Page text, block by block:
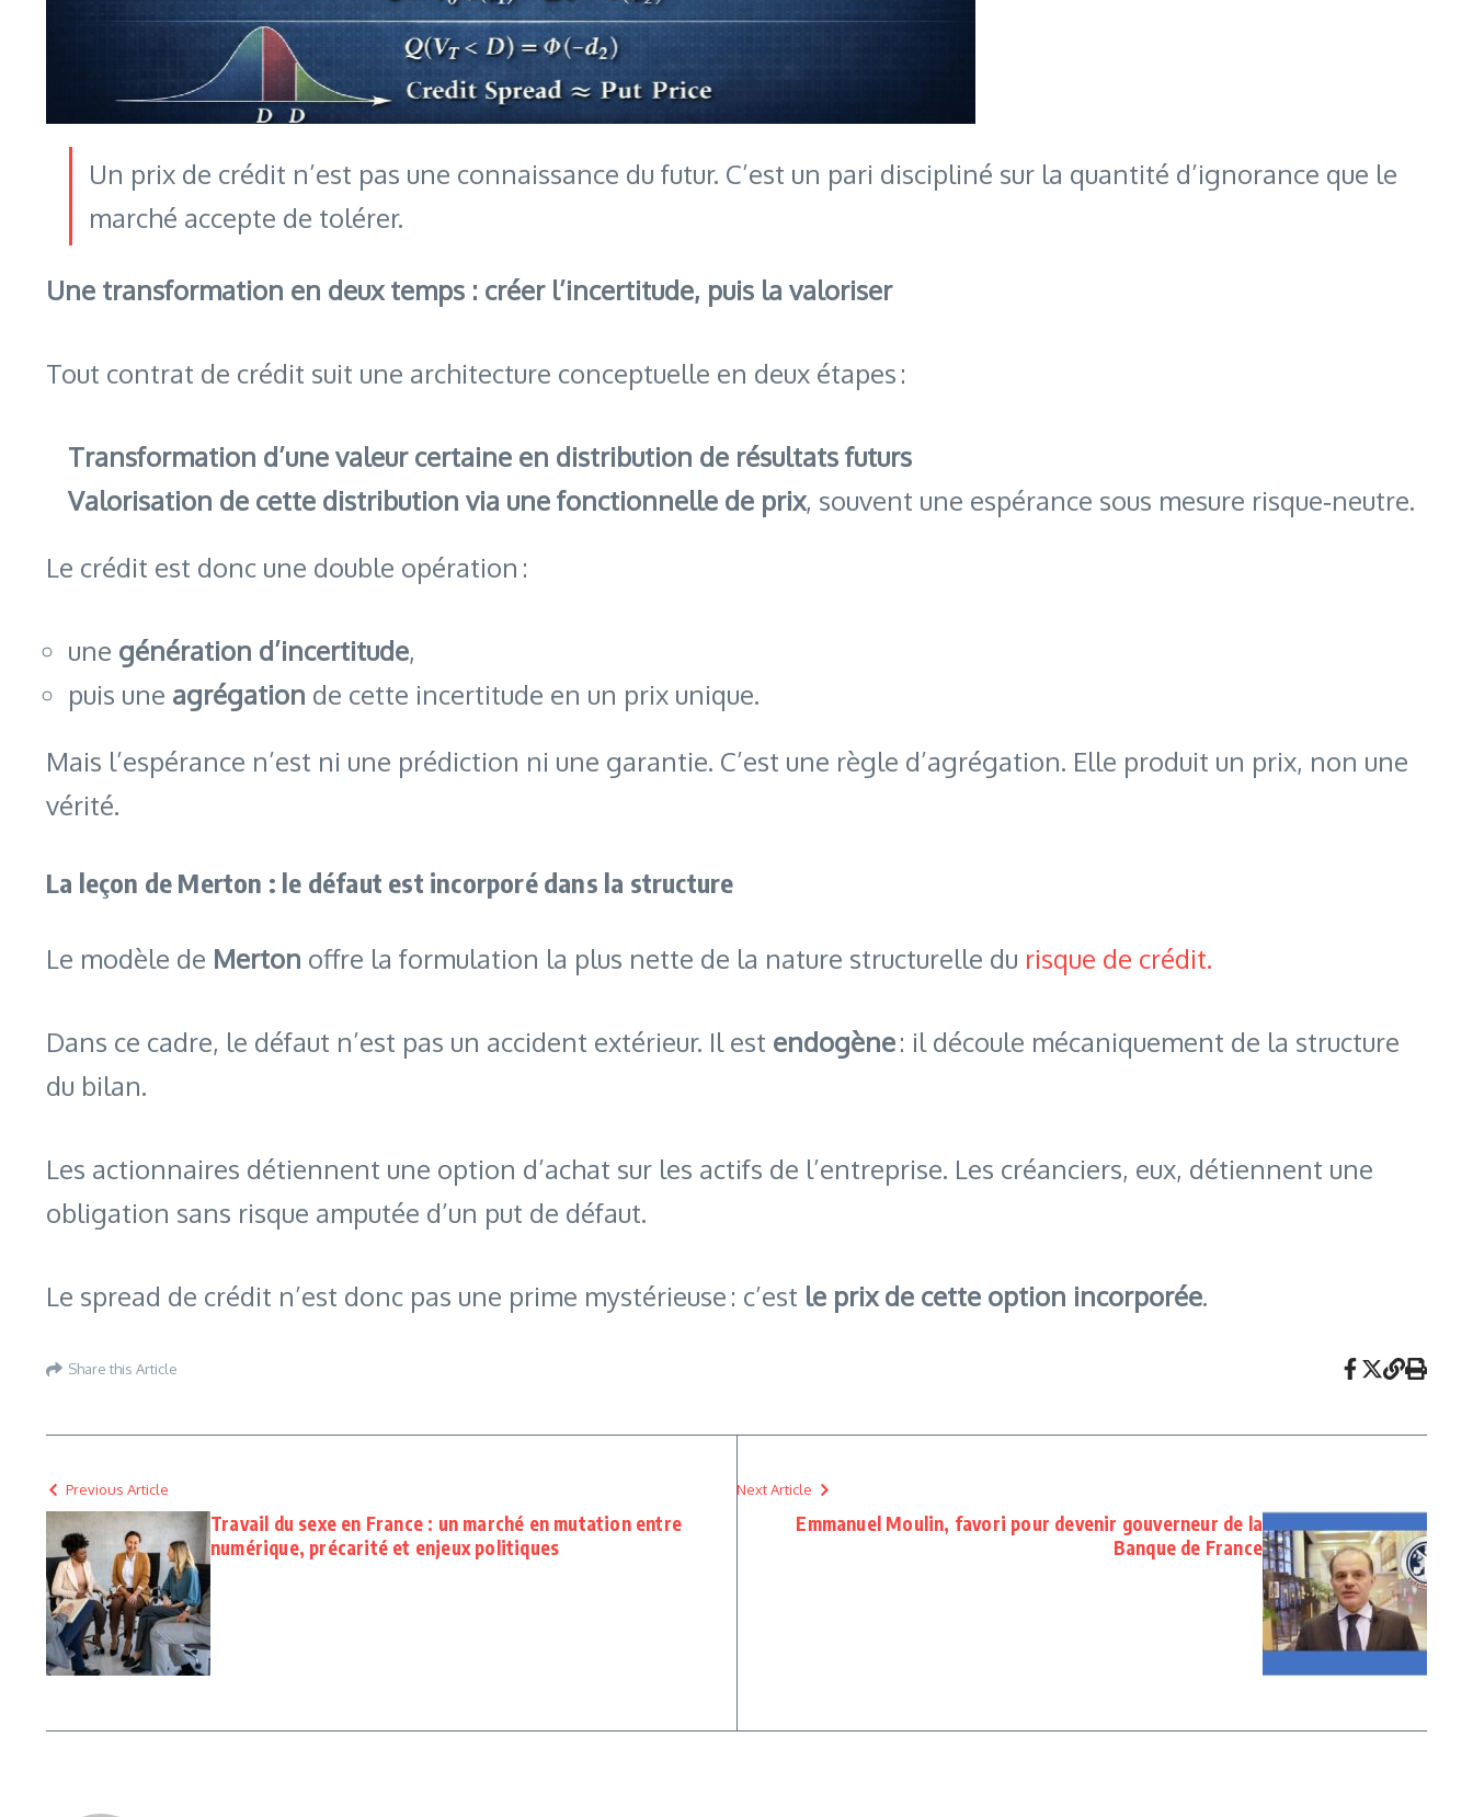
Un prix de crédit n’est pas une connaissance du futur. C’est un pari discipliné sur la quantité d’ignorance que le
marché accepte de tolérer.
Une transformation en deux temps : créer l’incertitude, puis la valoriser
Tout contrat de crédit suit une architecture conceptuelle en deux étapes :
Transformation d’une valeur certaine en distribution de résultats futurs
Valorisation de cette distribution via une fonctionnelle de prix, souvent une espérance sous mesure risque‑neutre.
Le crédit est donc une double opération :
une génération d’incertitude,
puis une agrégation de cette incertitude en un prix unique.
Mais l’espérance n’est ni une prédiction ni une garantie. C’est une règle d’agrégation. Elle produit un prix, non une
vérité.
La leçon de Merton : le défaut est incorporé dans la structure
Le modèle de Merton offre la formulation la plus nette de la nature structurelle du risque de crédit.
Dans ce cadre, le défaut n’est pas un accident extérieur. Il est endogène: il découle mécaniquement de la structure
du bilan.
Les actionnaires détiennent une option d’achat sur les actifs de l’entreprise. Les créanciers, eux, détiennent une
obligation sans risque amputée d’un put de défaut.
Le spread de crédit n’est donc pas une prime mystérieuse : c’est le prix de cette option incorporée.
Share this Article
Previous Article
Travail du sexe en France : un marché en mutation entre
numérique, précarité et enjeux politiques
Next Article
Emmanuel Moulin, favori pour devenir gouverneur de la
Banque de France